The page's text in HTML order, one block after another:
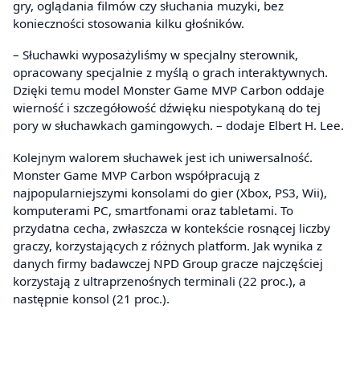
gry, oglądania filmów czy słuchania muzyki, bez
konieczności stosowania kilku głośników.
– Słuchawki wyposażyliśmy w specjalny sterownik,
opracowany specjalnie z myślą o grach interaktywnych.
Dzięki temu model Monster Game MVP Carbon oddaje
wierność i szczegółowość dźwięku niespotykaną do tej
pory w słuchawkach gamingowych. – dodaje Elbert H. Lee.
Kolejnym walorem słuchawek jest ich uniwersalność.
Monster Game MVP Carbon współpracują z
najpopularniejszymi konsolami do gier (Xbox, PS3, Wii),
komputerami PC, smartfonami oraz tabletami. To
przydatna cecha, zwłaszcza w kontekście rosnącej liczby
graczy, korzystających z różnych platform. Jak wynika z
danych firmy badawczej NPD Group gracze najczęściej
korzystają z ultraprzenośnych terminali (22 proc.), a
następnie konsol (21 proc.).